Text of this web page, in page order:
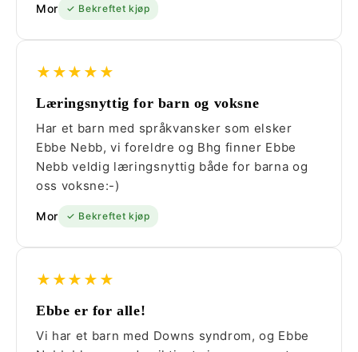
Mor ✓ Bekreftet kjøp
★★★★★
Læringsnyttig for barn og voksne
Har et barn med språkvansker som elsker
Ebbe Nebb, vi foreldre og Bhg finner Ebbe
Nebb veldig læringsnyttig både for barna og
oss voksne:-)
Mor ✓ Bekreftet kjøp
★★★★★
Ebbe er for alle!
Vi har et barn med Downs syndrom, og Ebbe